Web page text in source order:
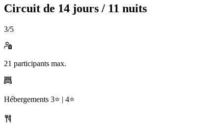
Circuit de 14 jours / 11 nuits
3/5
21 participants max.
Hébergements 3⭐️ | 4⭐️